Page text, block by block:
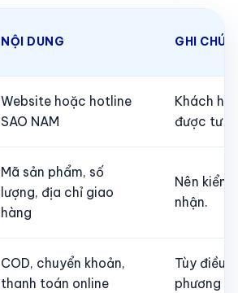
NỘI DUNG GHI CHÚ
Website hoặc hotline
SAO NAM
Khách
được tư
Mã sản phẩm, số
lượng, địa chỉ giao
hàng
Nên kiểm
nhận.
COD, chuyển khoản,
thanh toán online
Tùy điều
phương